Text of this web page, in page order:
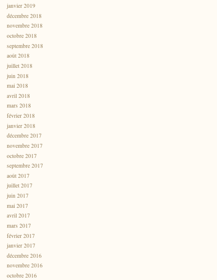
janvier 2019
décembre 2018
novembre 2018
octobre 2018
septembre 2018
août 2018
juillet 2018
juin 2018
mai 2018
avril 2018
mars 2018
février 2018
janvier 2018
décembre 2017
novembre 2017
octobre 2017
septembre 2017
août 2017
juillet 2017
juin 2017
mai 2017
avril 2017
mars 2017
février 2017
janvier 2017
décembre 2016
novembre 2016
octobre 2016